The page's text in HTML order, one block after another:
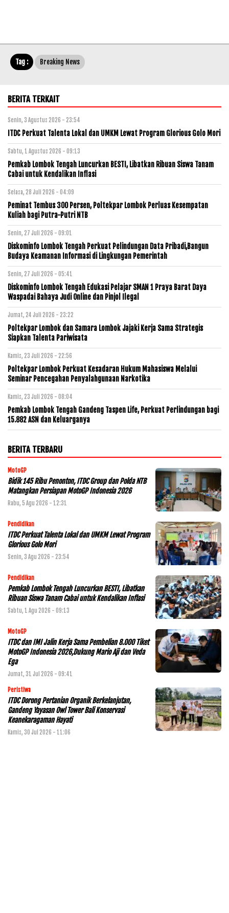
Tag : Breaking News
BERITA TERKAIT
Senin, 3 Agustus 2026 - 23:54
ITDC Perkuat Talenta Lokal dan UMKM Lewat Program Glorious Golo Mori
Sabtu, 1 Agustus 2026 - 09:13
Pemkab Lombok Tengah Luncurkan BESTI, Libatkan Ribuan Siswa Tanam
Cabai untuk Kendalikan Inflasi
Selasa, 28 Juli 2026 - 04:09
Peminat Tembus 300 Persen, Poltekpar Lombok Perluas Kesempatan
Kuliah bagi Putra-Putri NTB
Senin, 27 Juli 2026 - 09:01
Diskominfo Lombok Tengah Perkuat Pelindungan Data Pribadi,Bangun
Budaya Keamanan Informasi di Lingkungan Pemerintah
Senin, 27 Juli 2026 - 05:41
Diskominfo Lombok Tengah Edukasi Pelajar SMAN 1 Praya Barat Daya
Waspadai Bahaya Judi Online dan Pinjol Ilegal
Jumat, 24 Juli 2026 - 23:22
Poltekpar Lombok dan Samara Lombok Jajaki Kerja Sama Strategis
Siapkan Talenta Pariwisata
Kamis, 23 Juli 2026 - 22:56
Poltekpar Lombok Perkuat Kesadaran Hukum Mahasiswa Melalui
Seminar Pencegahan Penyalahgunaan Narkotika
Kamis, 23 Juli 2026 - 08:04
Pemkab Lombok Tengah Gandeng Taspen Life, Perkuat Perlindungan bagi
15.882 ASN dan Keluarganya
BERITA TERBARU
MotoGP
Bidik 145 Ribu Penonton, ITDC Group dan Polda NTB
Matangkan Persiapan MotoGP Indonesia 2026
Rabu, 5 Agu 2026 - 12:31
Pendidikan
ITDC Perkuat Talenta Lokal dan UMKM Lewat Program
Glorious Golo Mori
Senin, 3 Agu 2026 - 23:54
Pendidikan
Pemkab Lombok Tengah Luncurkan BESTI, Libatkan
Ribuan Siswa Tanam Cabai untuk Kendalikan Inflasi
Sabtu, 1 Agu 2026 - 09:13
MotoGP
ITDC dan IMI Jalin Kerja Sama Pembelian 8.000 Tiket
MotoGP Indonesia 2026,Dukung Mario Aji dan Veda
Ega
Jumat, 31 Jul 2026 - 09:41
Peristiwa
ITDC Dorong Pertanian Organik Berkelanjutan,
Gandeng Yayasan Owl Tower Bali Konservasi
Keanekaragaman Hayati
Kamis, 30 Jul 2026 - 11:06